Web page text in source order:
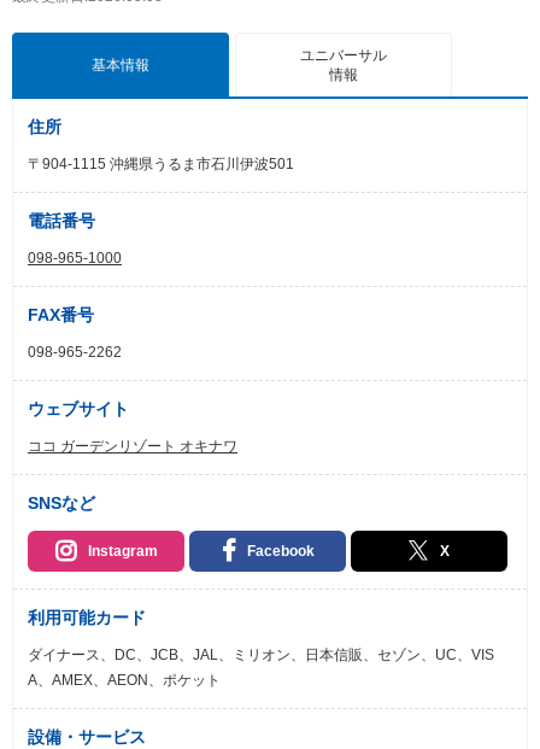
基本情報
ユニバーサル
情報
住所
〒904-1115 沖縄県うるま市石川伊波501
電話番号
098-965-1000
FAX番号
098-965-2262
ウェブサイト
ココ ガーデンリゾート オキナワ
SNSなど
Instagram Facebook X
利用可能カード
ダイナース、DC、JCB、JAL、ミリオン、日本信販、セゾン、UC、VIS
A、AMEX、AEON、ポケット
設備・サービス